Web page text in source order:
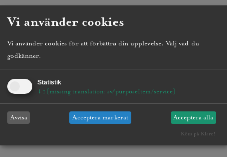
Vi använder cookies
Vi använder cookies för att förbättra din upplevelse. Välj vad du
godkänner.
Statistik
↓ 1 [missing translation: sv/purposeItem/service]
Avvisa Acceptera markerat Acceptera alla
Körs på Klaro!